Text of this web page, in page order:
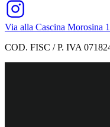
Via alla Cascina Morosina
COD. FISC / P. IVA